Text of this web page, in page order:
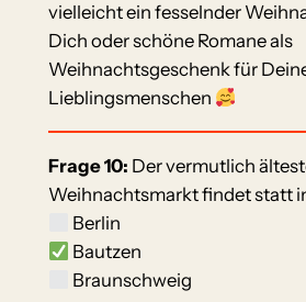
vielleicht ein fesselnder
Dich oder schöne Romane als
Weihnachtsgeschenk für
Lieblingsmenschen
Frage 10: Der vermutlich
Weihnachtsmarkt findet statt
Berlin
Bautzen
Braunschweig